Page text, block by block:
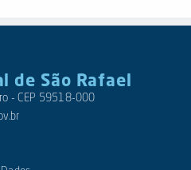
de São Rafael
- CEP 59518-000